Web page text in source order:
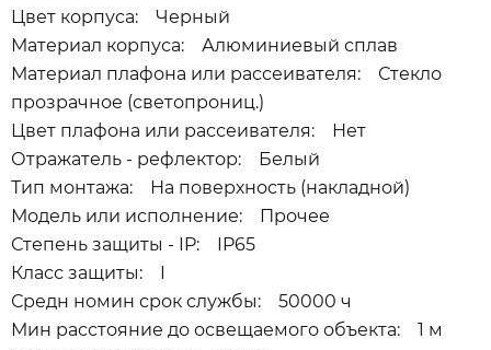
Цвет корпуса: Черный
Материал корпуса: Алюминиевый сплав
Материал плафона или рассеивателя: Стекло
прозрачное (светопрониц.)
Цвет плафона или рассеивателя: Нет
Отражатель - рефлектор: Белый
Тип монтажа: На поверхность (накладной)
Модель или исполнение: Прочее
Степень защиты - IP: IP65
Класс защиты: I
Средн номин срок службы: 50000 ч
Мин расстояние до освещаемого объекта: 1 м